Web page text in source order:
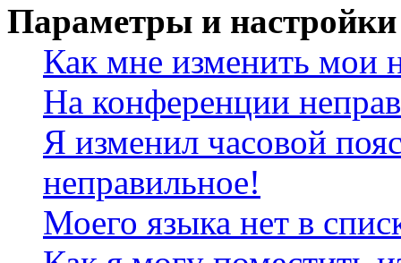
Параметры и настройки
Как мне изменить мои
На конференции
Я изменил часовой
неправильное!
Моего языка нет в